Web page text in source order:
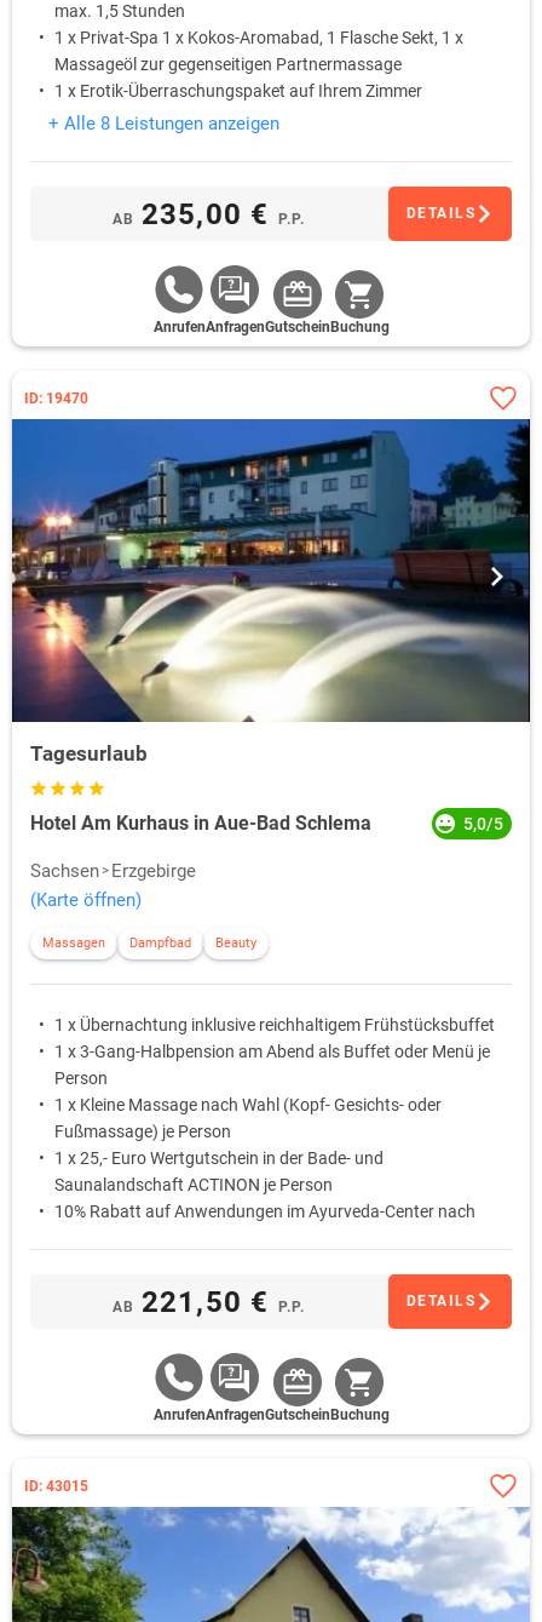
max. 1,5 Stunden
1 x Privat-Spa 1 x Kokos-Aromabad, 1 Flasche Sekt, 1 x
Massageöl zur gegenseitigen Partnermassage
1 x Erotik-Überraschungspaket auf Ihrem Zimmer
kuscheliger Leihbademantel für d. Aufenthalt
+ Alle 8 Leistungen anzeigen
AB 235,00 € P.P. DETAILS
AnrufenAnfragenGutschein Buchung
ID: 19470
Tagesurlaub
Hotel Am Kurhaus in Aue-Bad Schlema 5,0/5
Sachsen
Erzgebirge
(Karte öffnen)
Massagen Dampfbad Beauty
1 x Übernachtung inklusive reichhaltigem Frühstücksbuffet
1 x 3-Gang-Halbpension am Abend als Buffet oder Menü je
Person
1 x Kleine Massage nach Wahl (Kopf- Gesichts- oder
Fußmassage) je Person
1 x 25,- Euro Wertgutschein in der Bade- und
Saunalandschaft ACTINON je Person
10% Rabatt auf Anwendungen im Ayurveda-Center nach
AB 221,50 € P.P. DETAILS
AnrufenAnfragenGutschein Buchung
ID: 43015